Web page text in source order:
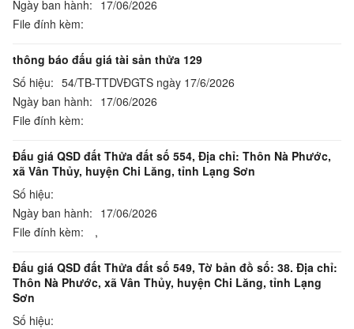
Ngày ban hành: 17/06/2026
File đính kèm:
thông báo đấu giá tài sản thửa 129
Số hiệu: 54/TB-TTDVĐGTS ngày 17/6/2026
Ngày ban hành: 17/06/2026
File đính kèm:
Đấu giá QSD đất Thửa đất số 554, Địa chỉ: Thôn Nà Phước,
xã Vân Thủy, huyện Chi Lăng, tỉnh Lạng Sơn
Số hiệu:
Ngày ban hành: 17/06/2026
File đính kèm:
,
Đấu giá QSD đất Thửa đất số 549, Tờ bản đồ số: 38. Địa chỉ:
Thôn Nà Phước, xã Vân Thủy, huyện Chi Lăng, tỉnh Lạng
Sơn
Số hiệu: